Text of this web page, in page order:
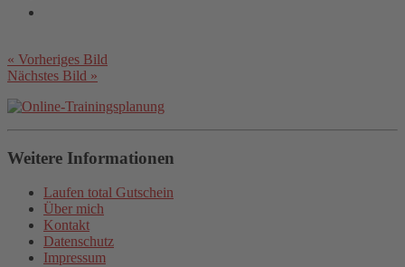
« Vorheriges Bild
Nächstes Bild »
Weitere Informationen
Laufen total Gutschein
Über mich
Kontakt
Datenschutz
Impressum